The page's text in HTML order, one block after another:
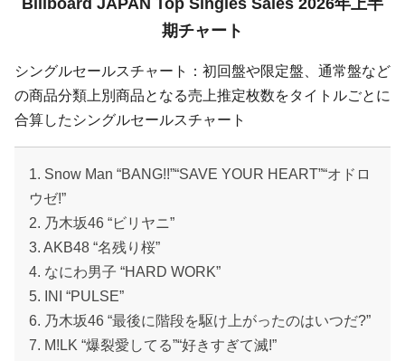
Billboard JAPAN Top Singles Sales 2026年上半
期チャート
シングルセールスチャート：初回盤や限定盤、通常盤など
の商品分類上別商品となる売上推定枚数をタイトルごとに
合算したシングルセールスチャート
1. Snow Man “BANG!!”“SAVE YOUR HEART”“オドロ
ウゼ!”
2. 乃木坂46 “ビリヤニ”
3. AKB48 “名残り桜”
4. なにわ男子 “HARD WORK”
5. INI “PULSE”
6. 乃木坂46 “最後に階段を駆け上がったのはいつだ?”
7. M!LK “爆裂愛してる”“好きすぎて滅!”